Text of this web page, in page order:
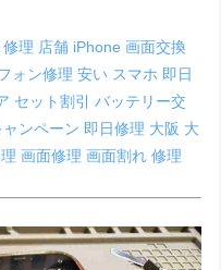
理 店舗 iPhone 画面交換
ォン修理 安い スマホ 即日
セット割引バッテリー交
ンペーン 即日修理 大阪 大
理画面修理画面割れ 修理